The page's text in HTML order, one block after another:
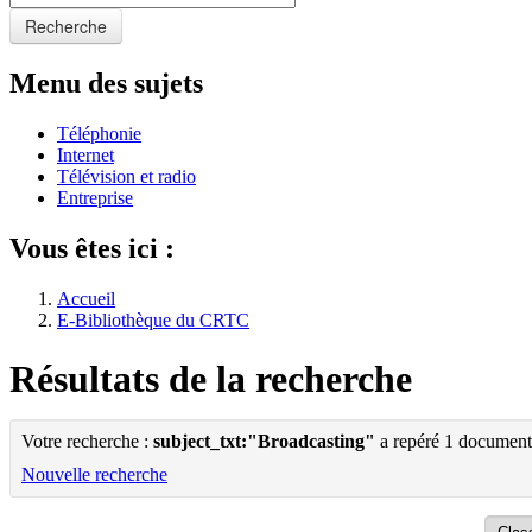
Recherche
Menu des sujets
Téléphonie
Internet
Télévision et radio
Entreprise
Vous êtes ici :
Accueil
E-Bibliothèque du CRTC
Résultats de la recherche
Votre recherche : subject_txt:"Broadcasting" a repéré 1
Nouvelle recherche